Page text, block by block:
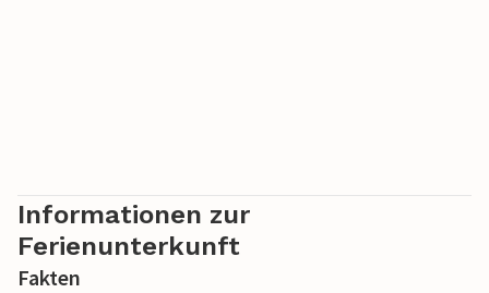
Informationen zur
Ferienunterkunft
Fakten